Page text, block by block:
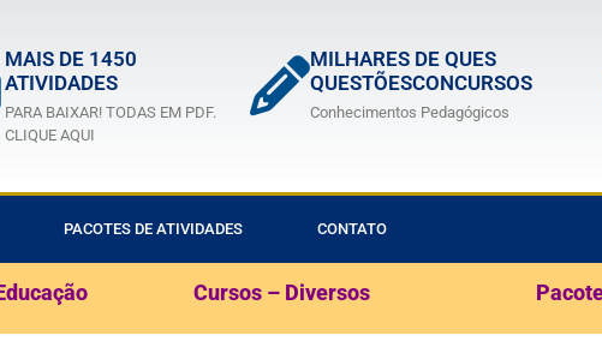
MAIS DE 1450
ATIVIDADES
PARA BAIXAR! TODAS EM PDF.
CLIQUE AQUI
MILHARES DE QUES
QUESTÕESCONCURSOS
Conhecimentos Pedagógicos
PACOTES DE ATIVIDADES CONTATO
Cursos – Diversos